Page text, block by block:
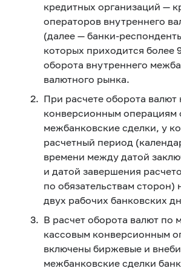
кредитных организаций —
операторов внутреннего
(далее — банки-
которых приходится более
оборота внутреннего
валютного рынка.
При расчете оборота валют
конверсионным операциям
межбанковские сделки, у
расчетный период
времени между датой
и датой завершения
по обязательствам сторон)
двух рабочих банковских
В расчет оборота валют по
кассовым конверсионным
включены биржевые и
межбанковские сделки